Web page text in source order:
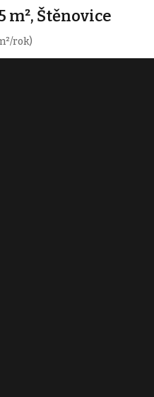
m², Štěnovice
rok)